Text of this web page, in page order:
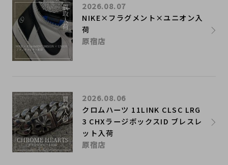
NIKE×フラグメント×ユニオン入
荷
2026.08.07
原宿店
クロムハーツ 11LINK CLSC LRG
3 CHXラージボックスID ブレスレ
ット入荷
2026.08.06
原宿店